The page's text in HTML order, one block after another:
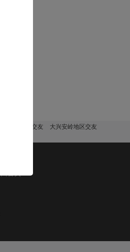
绥化交友 大兴安岭地区交友